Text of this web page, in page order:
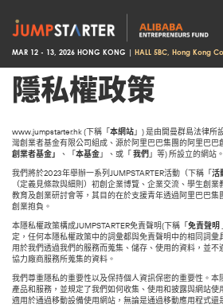
MAR 12 - 13, 2026 HONG KONG | HALL 5BC, Hong Kong
隱私權政策
www.jumpstarter.hk (下稱「本網站」) 是由開曼群島法律所
灣創業者基金有限公司組成、源於阿里巴巴集團的阿里巴巴
創業者基金」 、「本基金」、或「我們 」等) 所設立的網站。
我們將於2023年舉辦一系列JUMPSTARTER活動（下稱「活
（定義見條款與細則）初創企業博覽、企業交流、學生創
教育及創業研討會等，其目的在於支援青年透過阿里巴巴
創業抱負。
本隱私權政策構成JUMPSTARTER免責聲明(下稱「免責聲明
定，任何本隱私權政策中的詞彙都與免責聲明中的相同詞
用於我們透過我們的服務而蒐集、儲存、使用的資料，並
協力廠商服務所蒐集的資料。
我們尊重隱私的重要性以及保持個人資訊保密的重要性。
產品和服務，並規定了我們如何收集、使用和披露與網站
適用於通過移動設備使用網站，無論是通過移動應用程式還